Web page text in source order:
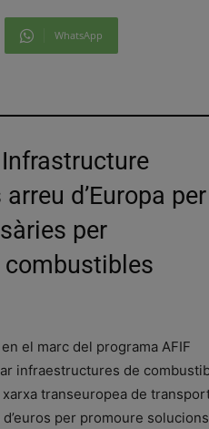
WhatsApp
d’Europa per
per
el marc del programa AFIF
infraestructures de
transeuropea de
per promoure